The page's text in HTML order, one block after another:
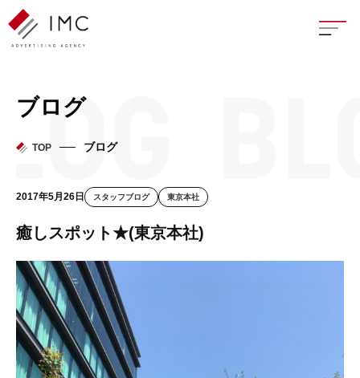
座談
ブログ
TOP ブログ
2017年5月26日 スタッフブログ 東京本社
癒しスポット★(東京本社)